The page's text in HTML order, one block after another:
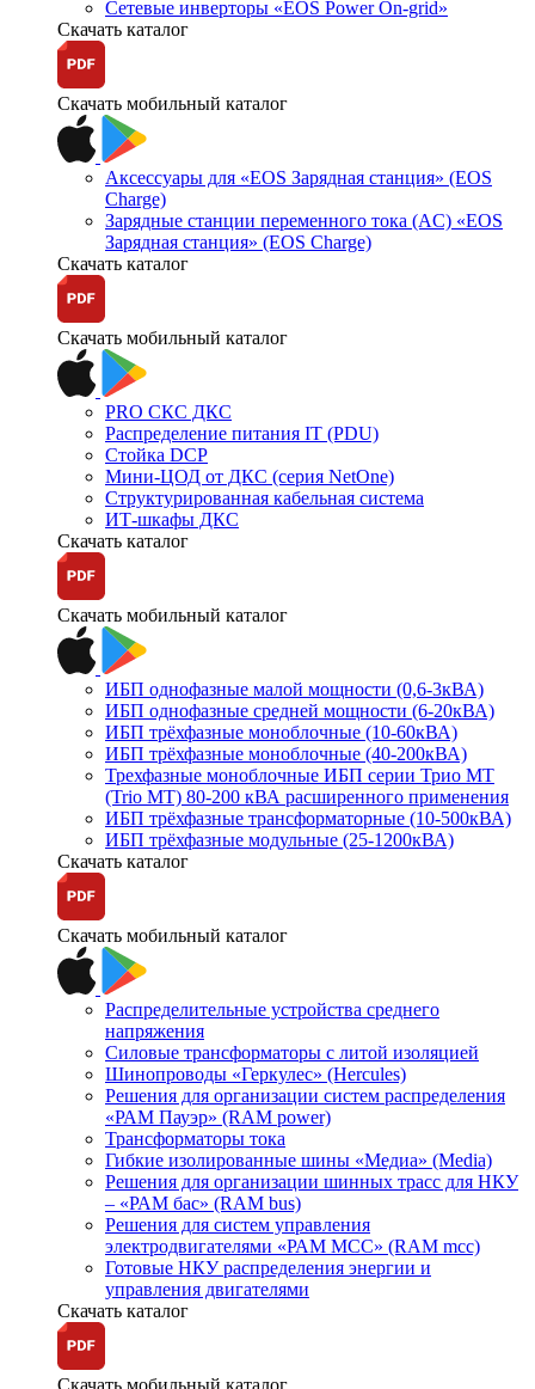
Сетевые инверторы «EOS Power On-grid»
Скачать каталог
Скачать мобильный каталог
Аксессуары для «EOS Зарядная станция» (EOS
Charge)
Зарядные станции переменного тока (AC) «EOS
Зарядная станция» (EOS Charge)
Скачать каталог
Скачать мобильный каталог
PRO СКС ДКС
Распределение питания IT (PDU)
Стойка DCP
Мини-ЦОД от ДКС (серия NetOne)
Структурированная кабельная система
ИТ-шкафы ДКС
Скачать каталог
Скачать мобильный каталог
ИБП однофазные малой мощности (0,6-3кВА)
ИБП однофазные средней мощности (6-20кВА)
ИБП трёхфазные моноблочные (10-60кВА)
ИБП трёхфазные моноблочные (40-200кВА)
Трехфазные моноблочные ИБП серии Трио МТ
(Trio MT) 80-200 кВА расширенного применения
ИБП трёхфазные трансформаторные (10-500кВА)
ИБП трёхфазные модульные (25-1200кВА)
Скачать каталог
Скачать мобильный каталог
Распределительные устройства среднего
напряжения
Силовые трансформаторы с литой изоляцией
Шинопроводы «Геркулес» (Hercules)
Решения для организации систем распределения
«РАМ Пауэр» (RAM power)
Трансформаторы тока
Гибкие изолированные шины «Медиа» (Media)
Решения для организации шинных трасс для НКУ
– «РАМ бас» (RAM bus)
Решения для систем управления
электродвигателями «РАМ МСС» (RAM mcc)
Готовые НКУ распределения энергии и
управления двигателями
Скачать каталог
Скачать мобильный каталог